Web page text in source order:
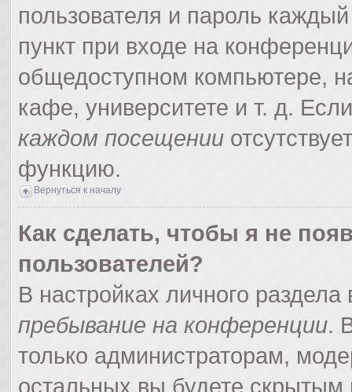
пользователя и пароль
пункт при входе на
общедоступном компьютере,
кафе, университете и т. д.
каждом посещении
функцию.
Вернуться к началу
Как сделать, чтобы я не
пользователей?
В настройках личного
пребывание на конференции.
только администраторам,
остальных вы будете скрытым